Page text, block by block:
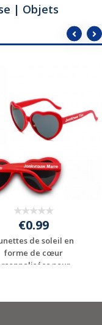
| Objets
€0.99
de soleil en
forme de cœur
pour...